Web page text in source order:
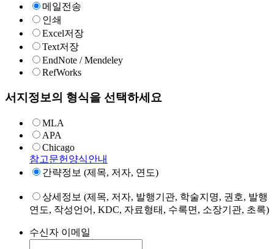
메일전송
인쇄
Excel저장
Text저장
EndNote / Mendeley
RefWorks
서지정보의 형식을 선택하세요
MLA
APA
Chicago
참고문헌양식안내
간략정보 (제목, 저자, 연도)
상세정보 (제목, 저자, 발행기관, 학술지명, 권호, 발행
연도, 작성언어, KDC, 자료형태, 수록면, 소장기관, 초록)
수신자 이메일